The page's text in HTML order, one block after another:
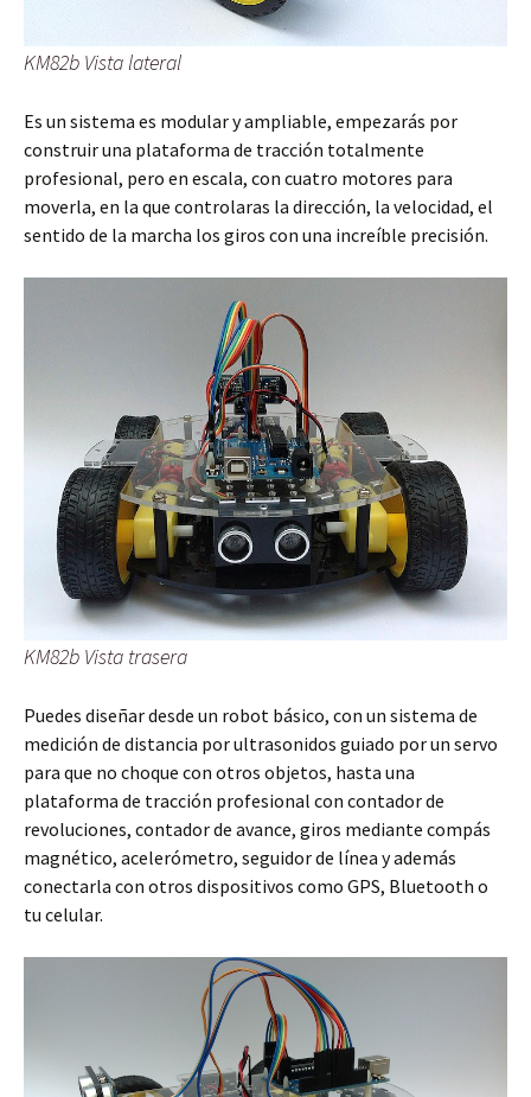
KM82b Vista lateral
Es un sistema es modular y ampliable, empezarás por
construir una plataforma de tracción totalmente
profesional, pero en escala, con cuatro motores para
moverla, en la que controlaras la dirección, la velocidad, el
sentido de la marcha los giros con una increíble precisión.
KM82b Vista trasera
Puedes diseñar desde un robot básico, con un sistema de
medición de distancia por ultrasonidos guiado por un servo
para que no choque con otros objetos, hasta una
plataforma de tracción profesional con contador de
revoluciones, contador de avance, giros mediante compás
magnético, acelerómetro, seguidor de línea y además
conectarla con otros dispositivos como GPS, Bluetooth o
tu celular.